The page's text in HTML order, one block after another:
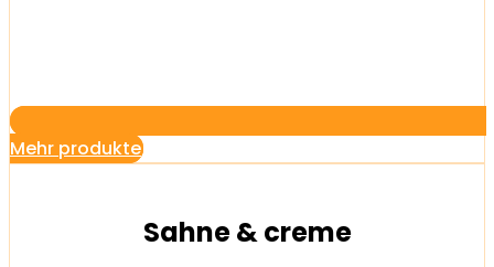
Mehr produkte
Sahne & creme